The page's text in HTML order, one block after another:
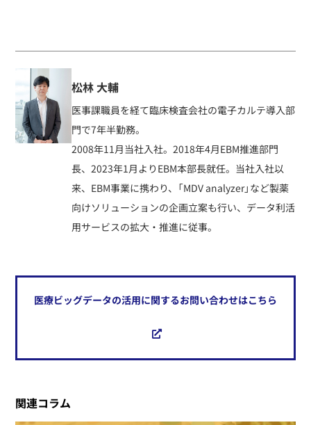
松林 大輔
医事課職員を経て臨床検査会社の電子カルテ導入部
門で7年半勤務。
2008年11月当社入社。2018年4月EBM推進部門
長、2023年1月よりEBM本部長就任。当社入社以
来、EBM事業に携わり、「MDV analyzer」など製薬
向けソリューションの企画立案も行い、データ利活
用サービスの拡大・推進に従事。
医療ビッグデータの活用に関するお問い合わせはこちら
関連コラム